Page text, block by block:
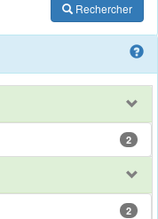
Rechercher
2
2